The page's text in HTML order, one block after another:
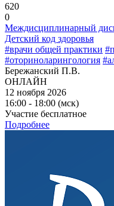
620
0
Междисциплинарный
Детский код здоровья
#врачи общей практики
#оториноларингология
Бережанский П.В.
ОНЛАЙН
12 ноября 2026
16:00 - 18:00 (мск)
Участие бесплатное
Подробнее